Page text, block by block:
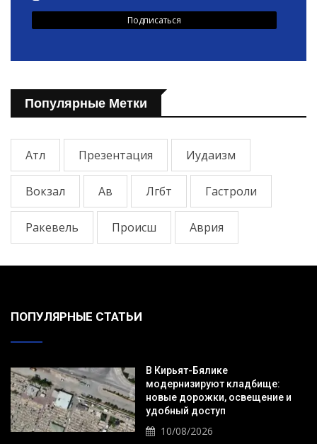
Популярные Метки
Атл Презентация Иудаизм
Вокзал Ав Лгбт Гастроли
Ракевель Происш Аврия
ПОПУЛЯРНЫЕ СТАТЬИ
В Кирьят-Бялике
модернизируют кладбище:
новые дорожки, освещение и
удобный доступ
10/08/2026